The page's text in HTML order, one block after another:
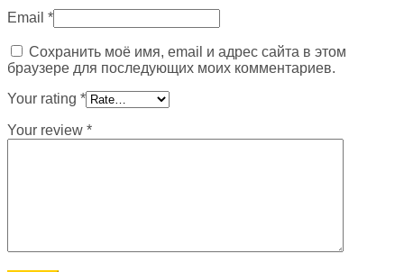
Email *
Сохранить моё имя, email и адрес сайта в этом
браузере для последующих моих комментариев.
Your rating *
Your review *